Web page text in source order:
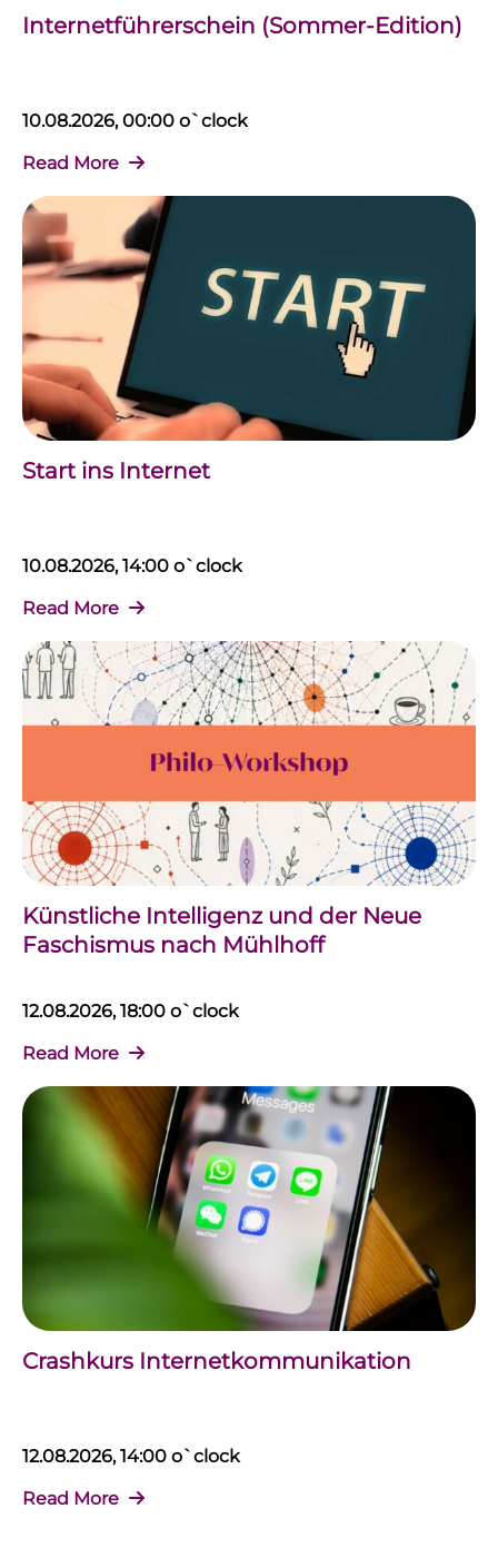
Internetführerschein (Sommer-Edition)
10.08.2026, 00:00 o`clock
Read More
Start ins Internet
10.08.2026, 14:00 o`clock
Read More
Künstliche Intelligenz und der Neue
Faschismus nach Mühlhoff
12.08.2026, 18:00 o`clock
Read More
Crashkurs Internetkommunikation
12.08.2026, 14:00 o`clock
Read More